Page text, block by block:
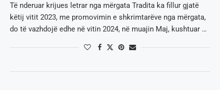
Të nderuar krijues letrar nga mërgata Tradita ka fillur gjatë
këtij vitit 2023, me promovimin e shkrimtarëve nga mërgata,
do të vazhdojë edhe në vitin 2024, në muajin Maj, kushtuar …